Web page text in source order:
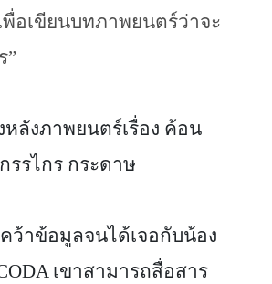
อเขียนบทภาพยนตร์ว่าจะ
”
หลังภาพยนตร์เรื่อง ค้อน
กรรไกร กระดาษ
ว้าข้อมูลจนได้เจอกับน้อง
เขาสามารถสื่อสาร